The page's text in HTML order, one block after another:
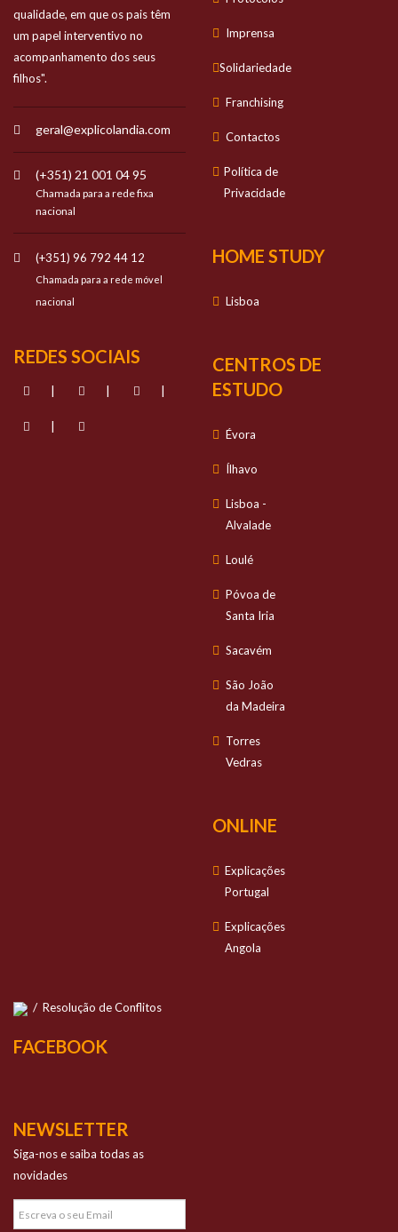
qualidade, em que os pais têm
um papel interventivo no
acompanhamento dos seus
filhos".
geral@explicolandia.com
(+351) 21 001 04 95
Chamada para a rede fixa
nacional
(+351) 96 792 44 12
Chamada para a rede móvel
nacional
REDES SOCIAIS
| | |
|
Imprensa
Solidariedade
Franchising
Contactos
Política de
Privacidade
HOME STUDY
Lisboa
CENTROS DE
ESTUDO
Évora
Ílhavo
Lisboa -
Alvalade
Loulé
Póvoa de
Santa Iria
Sacavém
São João
da Madeira
Torres
Vedras
ONLINE
Explicações
Portugal
Explicações
Angola
/ Resolução de Conflitos
FACEBOOK
NEWSLETTER
Siga-nos e saiba todas as
novidades